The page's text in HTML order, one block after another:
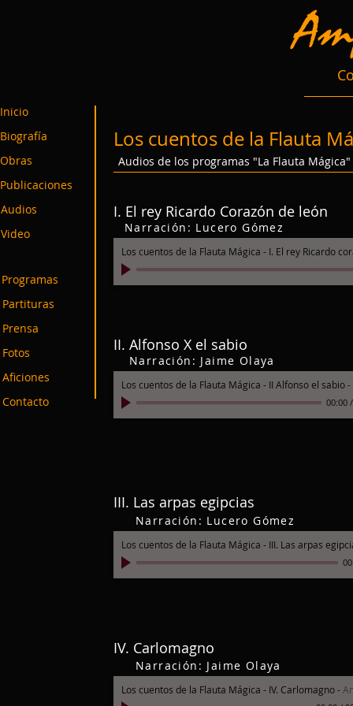
Los cuentos de la Flauta
Audios de los programas "La Flauta Mágica"
I. El rey Ricardo Corazón de león
Narración: Lucero Gómez
Los cuentos de la Flauta Mágica - I. El rey Ricardo
II. Alfonso X el sabio
Narración: Jaime Olaya
Los cuentos de la Flauta Mágica - II Alfonso el sabio-
00:00
III. Las arpas egipcias
Narración: Lucero Gómez
Los cuentos de la Flauta Mágica - III. Las arpas
IV. Carlomagno
Narración: Jaime Olaya
Los cuentos de la Flauta Mágica - IV. Carlomagno-
Inicio
Biografía
Obras
Publicaciones
Audios
Prensa
Fotos
Aficiones
Programas
Video
Partituras
Contacto